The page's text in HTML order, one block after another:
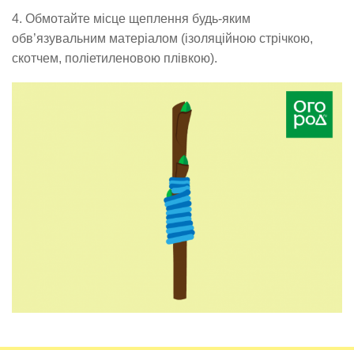
4. Обмотайте місце щеплення будь-яким
обв’язувальним матеріалом (ізоляційною стрічкою,
скотчем, поліетиленовою плівкою).